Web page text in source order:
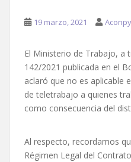
19 marzo, 2021
El Ministerio de Trabajo, a
142/2021 publicada en el
aclaró que no es aplicable
de teletrabajo a quienes
como consecuencia del
Al respecto, recordamos
Régimen Legal del